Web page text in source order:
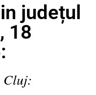
județul
18
Cluj: